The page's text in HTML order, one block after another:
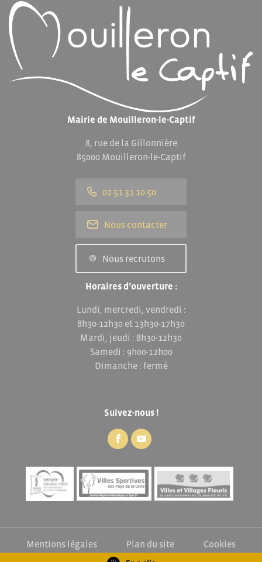
Mairie de Mouilleron-le-Captif
8, rue de la Gillonnière
85000 Mouilleron-le-Captif
02 51 31 10 50
Nous contacter
Nous recrutons
Horaires d’ouverture :
Lundi, mercredi, vendredi :
8h30-12h30 et 13h30-17h30
Mardi, jeudi : 8h30-12h30
Samedi : 9h00-12h00
Dimanche : fermé
Suivez-nous !
Mentions légales Plan du site
Cookies
Exercez vos droits